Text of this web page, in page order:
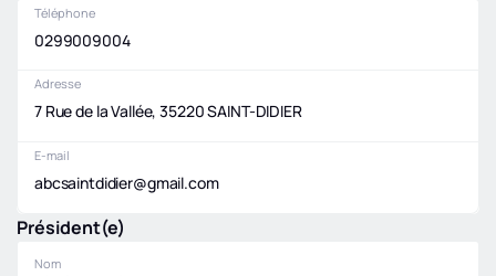
Téléphone
0299009004
Adresse
7 Rue de la Vallée, 35220 SAINT-DIDIER
E-mail
abcsaintdidier@gmail.com
Président(e)
Nom